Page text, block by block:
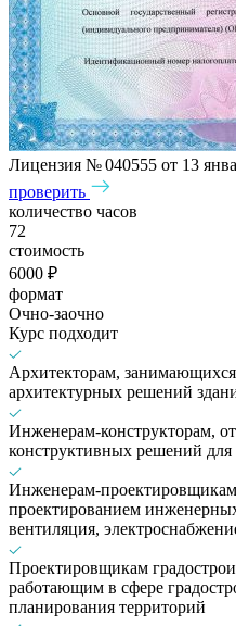
Лицензия № 040555 от 13
проверить
количество часов
72
стоимость
6000 ₽
формат
Очно-заочно
Курс подходит
Архитекторам,
архитектурных решений
Инженерам-конструкторам,
конструктивных решений
Инженерам-
проектированием
вентиляция,
Проектировщикам
работающим в сфере
планирования территорий